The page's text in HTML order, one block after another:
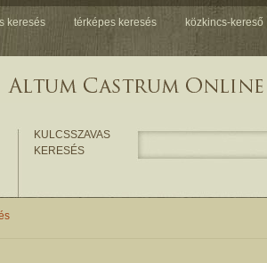
keresés térképes keresés közkincs-kereső
KULCSSZAVAS
KERESÉS